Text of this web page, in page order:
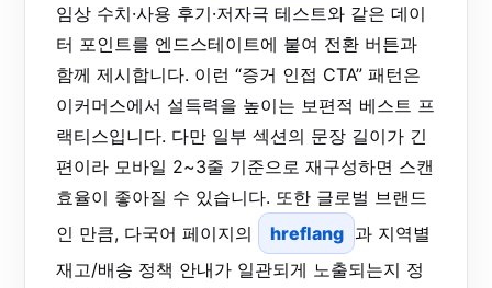
임상 수치·사용 후기·저자극 테스트와 같은 데이
터 포인트를 엔드스테이트에 붙여 전환 버튼과
함께 제시합니다. 이런 “증거 인접 CTA” 패턴은
이커머스에서 설득력을 높이는 보편적 베스트 프
랙티스입니다. 다만 일부 섹션의 문장 길이가 긴
편이라 모바일 2~3줄 기준으로 재구성하면 스캔
효율이 좋아질 수 있습니다. 또한 글로벌 브랜드
인 만큼, 다국어 페이지의
hreflang 과 지역별
재고/배송 정책 안내가 일관되게 노출되는지 정